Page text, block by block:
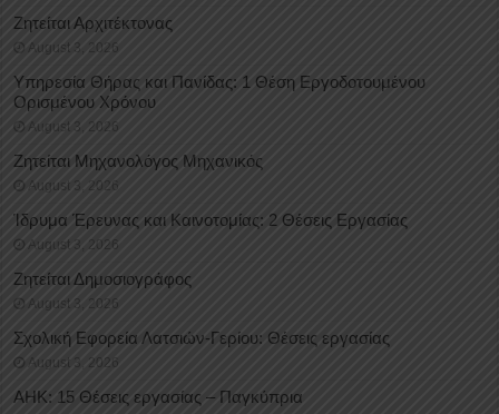
Ζητείται Αρχιτέκτονας
August 3, 2026
Υπηρεσία Θήρας και Πανίδας: 1 Θέση Eργοδοτουμένου
Oρισμένου Xρόνου
August 3, 2026
Ζητείται Μηχανολόγος Μηχανικός
August 3, 2026
Ίδρυμα Έρευνας και Καινοτομίας: 2 Θέσεις Εργασίας
August 3, 2026
Ζητείται Δημοσιογράφος
August 3, 2026
Σχολική Εφορεία Λατσιών-Γερίου: Θέσεις εργασίας
August 3, 2026
ΑΗΚ: 15 Θέσεις εργασίας – Παγκύπρια